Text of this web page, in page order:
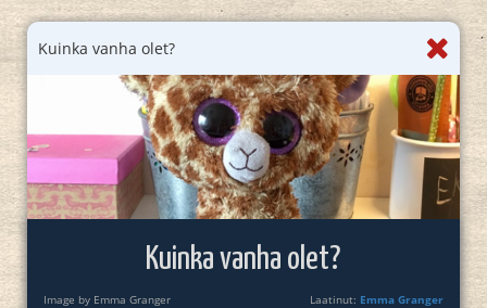
Kuinka vanha olet?
Kuinka vanha olet?
Image by Emma Granger Laatinut: Emma Granger